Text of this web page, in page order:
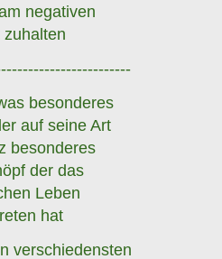
negativen
zuhalten
besonderes
auf seine Art
besonderes
der das
Leben
hat
verschiedensten